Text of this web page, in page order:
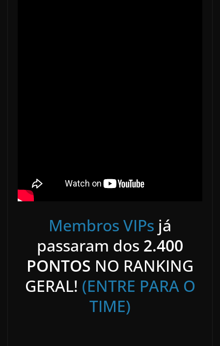
Membros VIPs já
passaram dos 2.400
PONTOS NO RANKING
GERAL! (ENTRE PARA O
TIME)